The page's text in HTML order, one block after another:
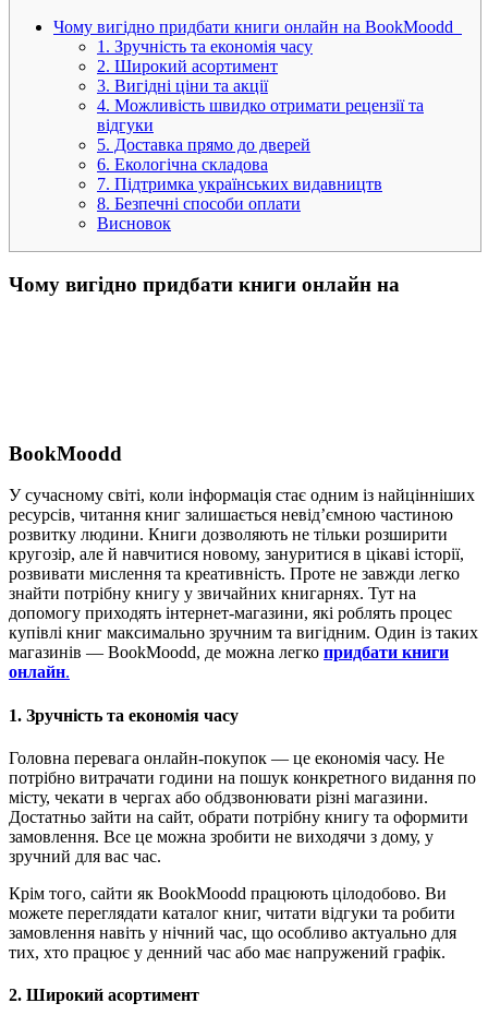
Чому вигідно придбати книги онлайн на BookMoodd
1. Зручність та економія часу
2. Широкий асортимент
3. Вигідні ціни та акції
4. Можливість швидко отримати рецензії та
відгуки
5. Доставка прямо до дверей
6. Екологічна складова
7. Підтримка українських видавництв
8. Безпечні способи оплати
Висновок
Чому вигідно придбати книги онлайн на
BookMoodd
У сучасному світі, коли інформація стає одним із найцінніших
ресурсів, читання книг залишається невід’ємною частиною
розвитку людини. Книги дозволяють не тільки розширити
кругозір, але й навчитися новому, зануритися в цікаві історії,
розвивати мислення та креативність. Проте не завжди легко
знайти потрібну книгу у звичайних книгарнях. Тут на
допомогу приходять інтернет-магазини, які роблять процес
купівлі книг максимально зручним та вигідним. Один із таких
магазинів — BookMoodd, де можна легко придбати книги
онлайн.
1. Зручність та економія часу
Головна перевага онлайн-покупок — це економія часу. Не
потрібно витрачати години на пошук конкретного видання по
місту, чекати в чергах або обдзвонювати різні магазини.
Достатньо зайти на сайт, обрати потрібну книгу та оформити
замовлення. Все це можна зробити не виходячи з дому, у
зручний для вас час.
Крім того, сайти як BookMoodd працюють цілодобово. Ви
можете переглядати каталог книг, читати відгуки та робити
замовлення навіть у нічний час, що особливо актуально для
тих, хто працює у денний час або має напружений графік.
2. Широкий асортимент